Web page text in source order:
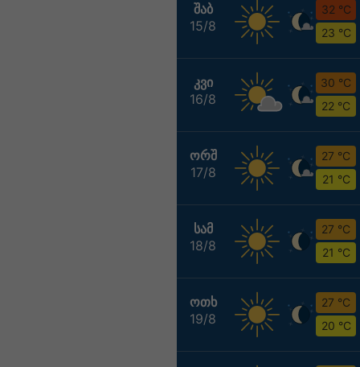
ᲨᲐᲑ
15/8
32 °C
23 °C
ᲙᲕᲘ
16/8
30 °C
22 °C
ᲝᲠᲨ
17/8
27 °C
21 °C
ᲡᲐᲛ
18/8
27 °C
21 °C
ᲝᲗᲮ
19/8
27 °C
20 °C